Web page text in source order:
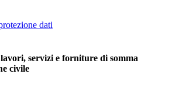
dati
servizi e forniture di somma
civile